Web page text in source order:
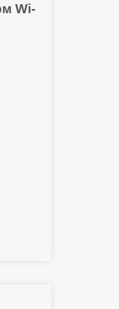
Wi-